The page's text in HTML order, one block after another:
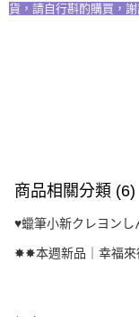
貨，請自行斟酌購買，謝
商品相關分類 (6)
♥︎蠟筆小新クレヨンし
✸✸本週新品｜幸福